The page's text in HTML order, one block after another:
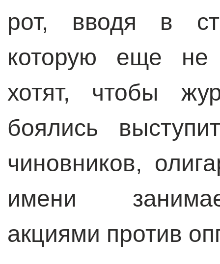
рот, вводя в
которую еще
хотят, чтобы
боялись
чиновников,
имени
акциями против